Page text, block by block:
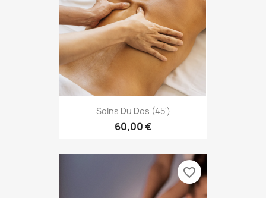
Soins Du Dos (45')
60,00 €
favorite_border